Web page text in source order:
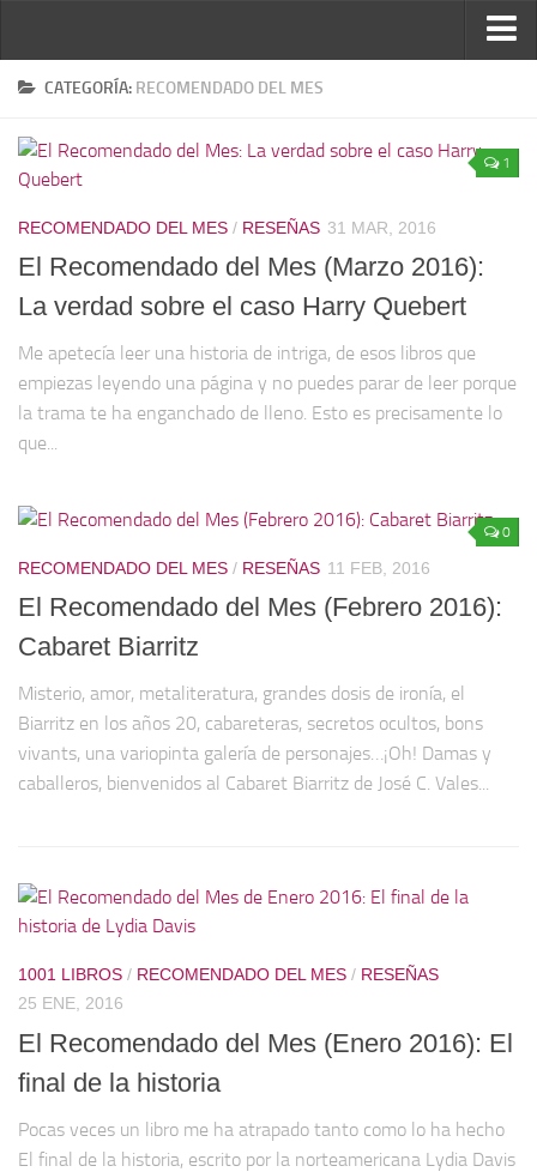
Inicio
Ver reseñas
Novela negra
Colaboran
CATEGORÍA: RECOMENDADO DEL MES
1
RECOMENDADO DEL MES / RESEÑAS 31 MAR, 2016
El Recomendado del Mes (Marzo 2016):
La verdad sobre el caso Harry Quebert
Me apetecía leer una historia de intriga, de esos libros que
empiezas leyendo una página y no puedes parar de leer porque
la trama te ha enganchado de lleno. Esto es precisamente lo
que...
0
RECOMENDADO DEL MES / RESEÑAS 11 FEB, 2016
El Recomendado del Mes (Febrero 2016):
Cabaret Biarritz
Misterio, amor, metaliteratura, grandes dosis de ironía, el
Biarritz en los años 20, cabareteras, secretos ocultos, bons
vivants, una variopinta galería de personajes…¡Oh! Damas y
caballeros, bienvenidos al Cabaret Biarritz de José C. Vales...
1001 LIBROS / RECOMENDADO DEL MES / RESEÑAS
25 ENE, 2016
El Recomendado del Mes (Enero 2016): El
final de la historia
Pocas veces un libro me ha atrapado tanto como lo ha hecho
El final de la historia, escrito por la norteamericana Lydia Davis